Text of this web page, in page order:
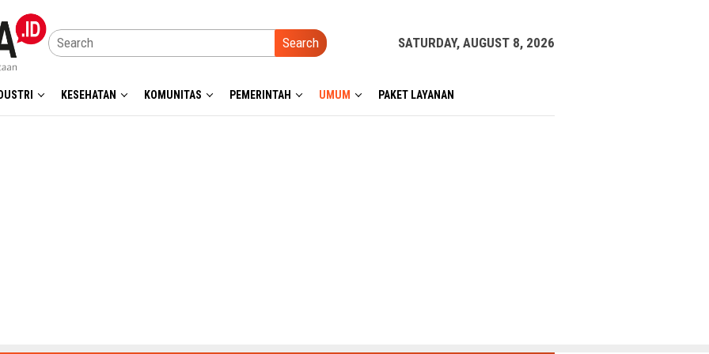
Search SATURDAY, AUGUST 8, 2026
KESEHATAN KOMUNITAS PEMERINTAH UMUM PAKET LAYANAN